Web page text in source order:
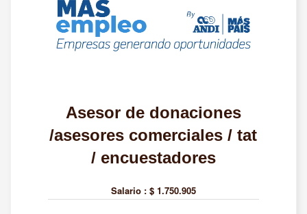
Asesor de donaciones
/asesores comerciales / tat
/ encuestadores
Salario : $ 1.750.905